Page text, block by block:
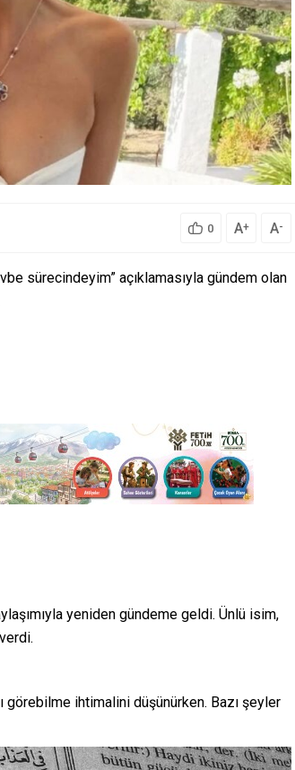
0 A+ A-
sürecindeyim” açıklamasıyla gündem olan
yeniden gündeme geldi. Ünlü isim,
görebilme ihtimalini düşünürken. Bazı şeyler